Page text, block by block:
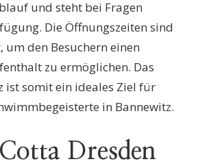
und steht bei Fragen
Die Öffnungszeiten sind
den Besuchern einen
zu ermöglichen. Das
ist somit ein ideales Ziel für
in Bannewitz.
Dresden